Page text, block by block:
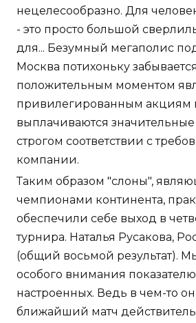
нецелесообразно. Для
- это просто большой
для... Безумный мегаполис
Москва потихоньку
положительным моментом
привилегированным акциям
выплачиваются
строгом соответствии с
компании.
Таким образом "слоны",
чемпионами континента,
обеспечили себе выход в
турнира. Наталья Русакова,
(общий восьмой результат).
особого внимания
настроенных. Ведь в чем-то
ближайший матч